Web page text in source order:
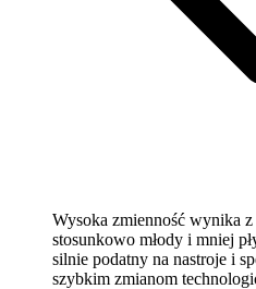
Wysoka zmienność wynika
stosunkowo młody i mniej
silnie podatny na nastroje i
szybkim zmianom